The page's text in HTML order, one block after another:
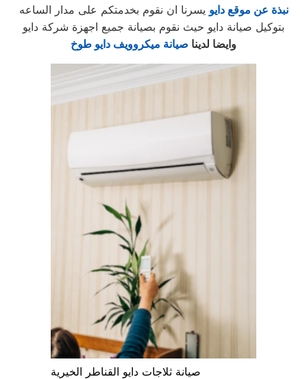
نبذة عن موقع دايو يسرنا ان نقوم بخدمتكم على مدار الساعه
بتوكيل صيانة دايو حيث نقوم بصيانة جميع اجهزة شركة دايو
وايضا لدينا صيانة ميكروويف دايو طوخ
صيانة ثلاجات دايو القناطر الخيرية